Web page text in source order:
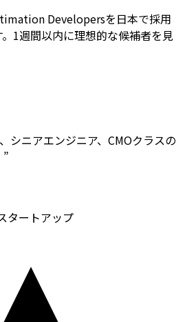
Developersを日本で採用
1週間以内に理想的な候補者を見
シニアエンジニア、CMOクラスの
”
タートアップ